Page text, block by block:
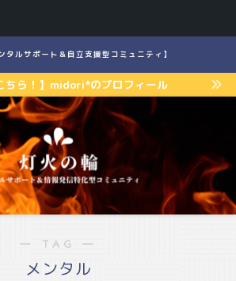
タルサポート＆自立支援型コミュニティ】
ちら！】midori*のプロフィール
― TAG ―
メンタル